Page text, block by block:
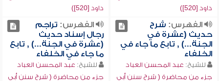
داود [520])
داود [520])
الفهرس: شرح
حديث (عشرة في
الجنة...) , تابع ما جاء في
الخلفاء
للشيخ: عبد المحسن العباد
جزء من محاضرة ( شرح سنن أبي
الفهرس: تراجم
رجال إسناد حديث
(عشرة في الجنة...) , تابع
ما جاء في الخلفاء
للشيخ: عبد المحسن العباد
جزء من محاضرة ( شرح سنن أبي